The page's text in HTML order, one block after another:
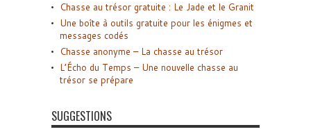
Chasse au trésor gratuite : Le Jade et le Granit
Une boîte à outils gratuite pour les énigmes et
messages codés
Chasse anonyme – La chasse au trésor
L’Écho du Temps – Une nouvelle chasse au
trésor se prépare
SUGGESTIONS